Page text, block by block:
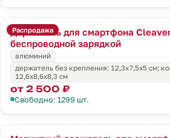
Распродажа
Держатель для смартфона
беспроводной зарядкой
алюминий
держатель без крепления: 12,3х7,5х5 см;
12,6х8,6х8,3 см
от 2 500 ₽
Свободно: 1299 шт.